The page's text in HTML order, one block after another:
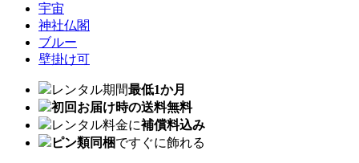
宇宙
神社仏閣
ブルー
壁掛け可
レンタル期間最低1か月
初回お届け時の送料無料
レンタル料金に補償料込み
ピン類同梱ですぐに飾れる